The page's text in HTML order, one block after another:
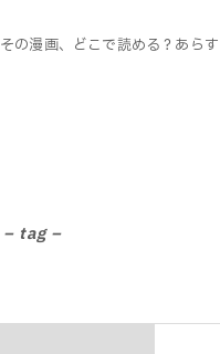
その漫画、どこで読める？あら
– tag –